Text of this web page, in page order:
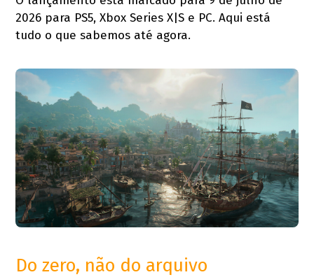
2026 para PS5, Xbox Series X|S e PC. Aqui está
tudo o que sabemos até agora.
Do zero, não do arquivo